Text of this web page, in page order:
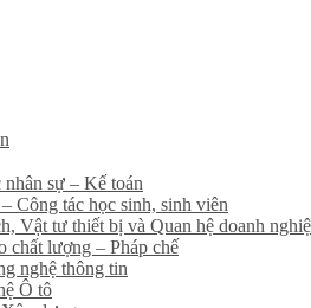
sự – Kế toán
Công tác học sinh, sinh viên
Vật tư thiết bị và Quan hệ doanh
chất lượng – Pháp chế
nghệ thông tin
Ô tô